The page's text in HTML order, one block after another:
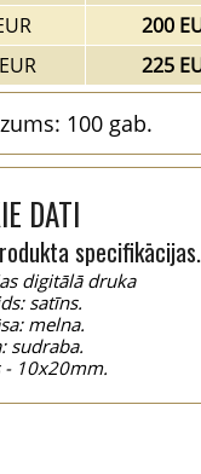
200
225
100 gab.
DATI
specifikācijas.
digitālā druka
satīns.
melna.
sudraba.
- 10x20mm.